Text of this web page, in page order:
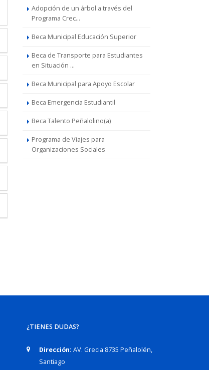
Adopción de un árbol a través del
Programa Crec...
Beca Municipal Educación Superior
Beca de Transporte para Estudiantes
en Situación ...
Beca Municipal para Apoyo Escolar
Beca Emergencia Estudiantil
Beca Talento Peñalolino(a)
Programa de Viajes para
Organizaciones Sociales
¿TIENES DUDAS?
Dirección: AV. Grecia 8735 Peñalolén,
Santiago